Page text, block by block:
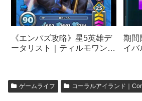
《エンパズ攻略》星5英雄デ
ータリスト｜ティルモワン
期間
イバ
ゲームライフ コーラルアイランド｜